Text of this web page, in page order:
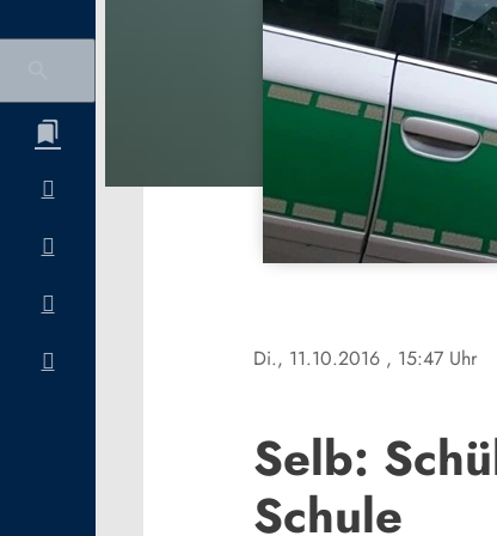
Di., 11.10.2016 , 15:47 Uhr
Selb:
Schule